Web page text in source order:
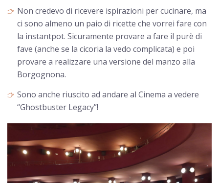
Non credevo di ricevere ispirazioni per cucinare, ma
ci sono almeno un paio di ricette che vorrei fare con
la instantpot. Sicuramente provare a fare il purè di
fave (anche se la cicoria la vedo complicata) e poi
provare a realizzare una versione del manzo alla
Borgognona.
Sono anche riuscito ad andare al Cinema a vedere
“Ghostbuster Legacy”!